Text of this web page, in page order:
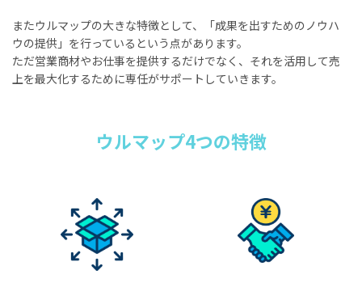
またウルマップの大きな特徴として、「成果を出すためのノウハ
ウの提供」を行っているという点があります。
ただ営業商材やお仕事を提供するだけでなく、それを活用して売
上を最大化するために専任がサポートしていきます。
ウルマップ4つの特徴